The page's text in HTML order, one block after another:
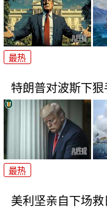
最热
特朗普对波斯下狠
最热
美利坚亲自下场